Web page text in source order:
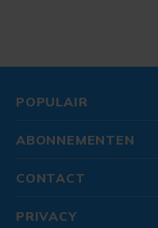
POPULAIR
ABONNEMENTEN
CONTACT
PRIVACY